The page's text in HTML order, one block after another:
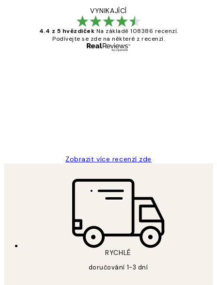
VYNIKAJÍCÍ
4.4 z 5 hvězdiček Na základě 108386 recenzí.
Podívejte se zde na některé z recenzí.
Zobrazit více recenzí zde
RYCHLÉ
doručování 1-3 dní